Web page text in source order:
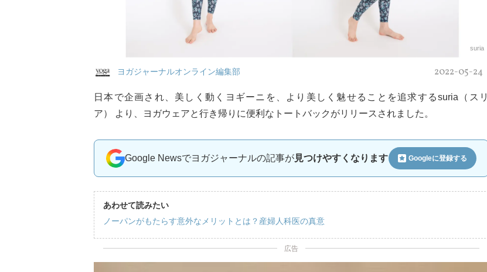
suria
ヨガジャーナルオンライン編集部 2022-05-24
日本で企画され、美しく動くヨギーニを、より美しく魅せることを追求するsuria（スリ
ア） より、ヨガウェアと行き帰りに便利なトートバックがリリースされました。
Google Newsでヨガジャーナルの記事が見つけやすくなります Googleに登録する
あわせて読みたい
ノーパンがもたらす意外なメリットとは？産婦人科医の真意
広告